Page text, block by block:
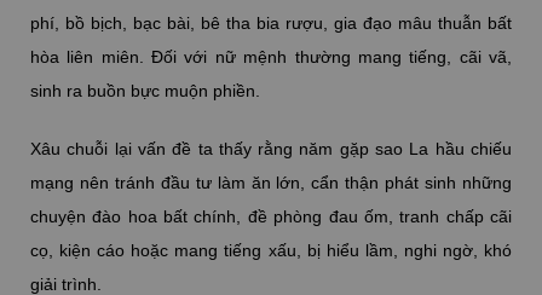
phí, bồ bịch, bạc bài, bê tha bia rượu, gia đạo mâu thuẫn bất
hòa liên miên. Đối với nữ mệnh thường mang tiếng, cãi vã,
sinh ra buồn bực muộn phiền.
Xâu chuỗi lại vấn đề ta thấy rằng năm gặp sao La hầu chiếu
mạng nên tránh đầu tư làm ăn lớn, cẩn thận phát sinh những
chuyện đào hoa bất chính, đề phòng đau ốm, tranh chấp cãi
cọ, kiện cáo hoặc mang tiếng xấu, bị hiểu lầm, nghi ngờ, khó
giải trình.